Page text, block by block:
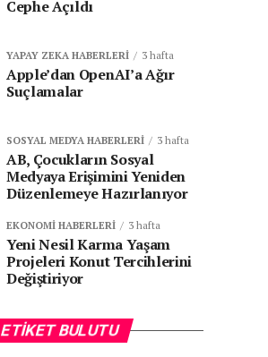
Cephe Açıldı
YAPAY ZEKA HABERLERI 3 hafta
Apple’dan OpenAI’a Ağır
Suçlamalar
SOSYAL MEDYA HABERLERI 3 hafta
AB, Çocukların Sosyal
Medyaya Erişimini Yeniden
Düzenlemeye Hazırlanıyor
EKONOMI HABERLERI 3 hafta
Yeni Nesil Karma Yaşam
Projeleri Konut Tercihlerini
Değiştiriyor
ETIKET BULUTU